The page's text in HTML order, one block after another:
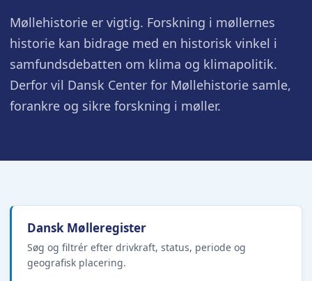
Møllehistorie er vigtig. Forskning i møllernes
historie kan bidrage med en historisk vinkel i
samfundsdebatten om klima og klimapolitik.
Derfor vil Dansk Center for Møllehistorie samle,
forankre og sikre forskning i møller.
Dansk Mølleregister
Søg og filtrér efter drivkraft, status, periode og
geografisk placering.